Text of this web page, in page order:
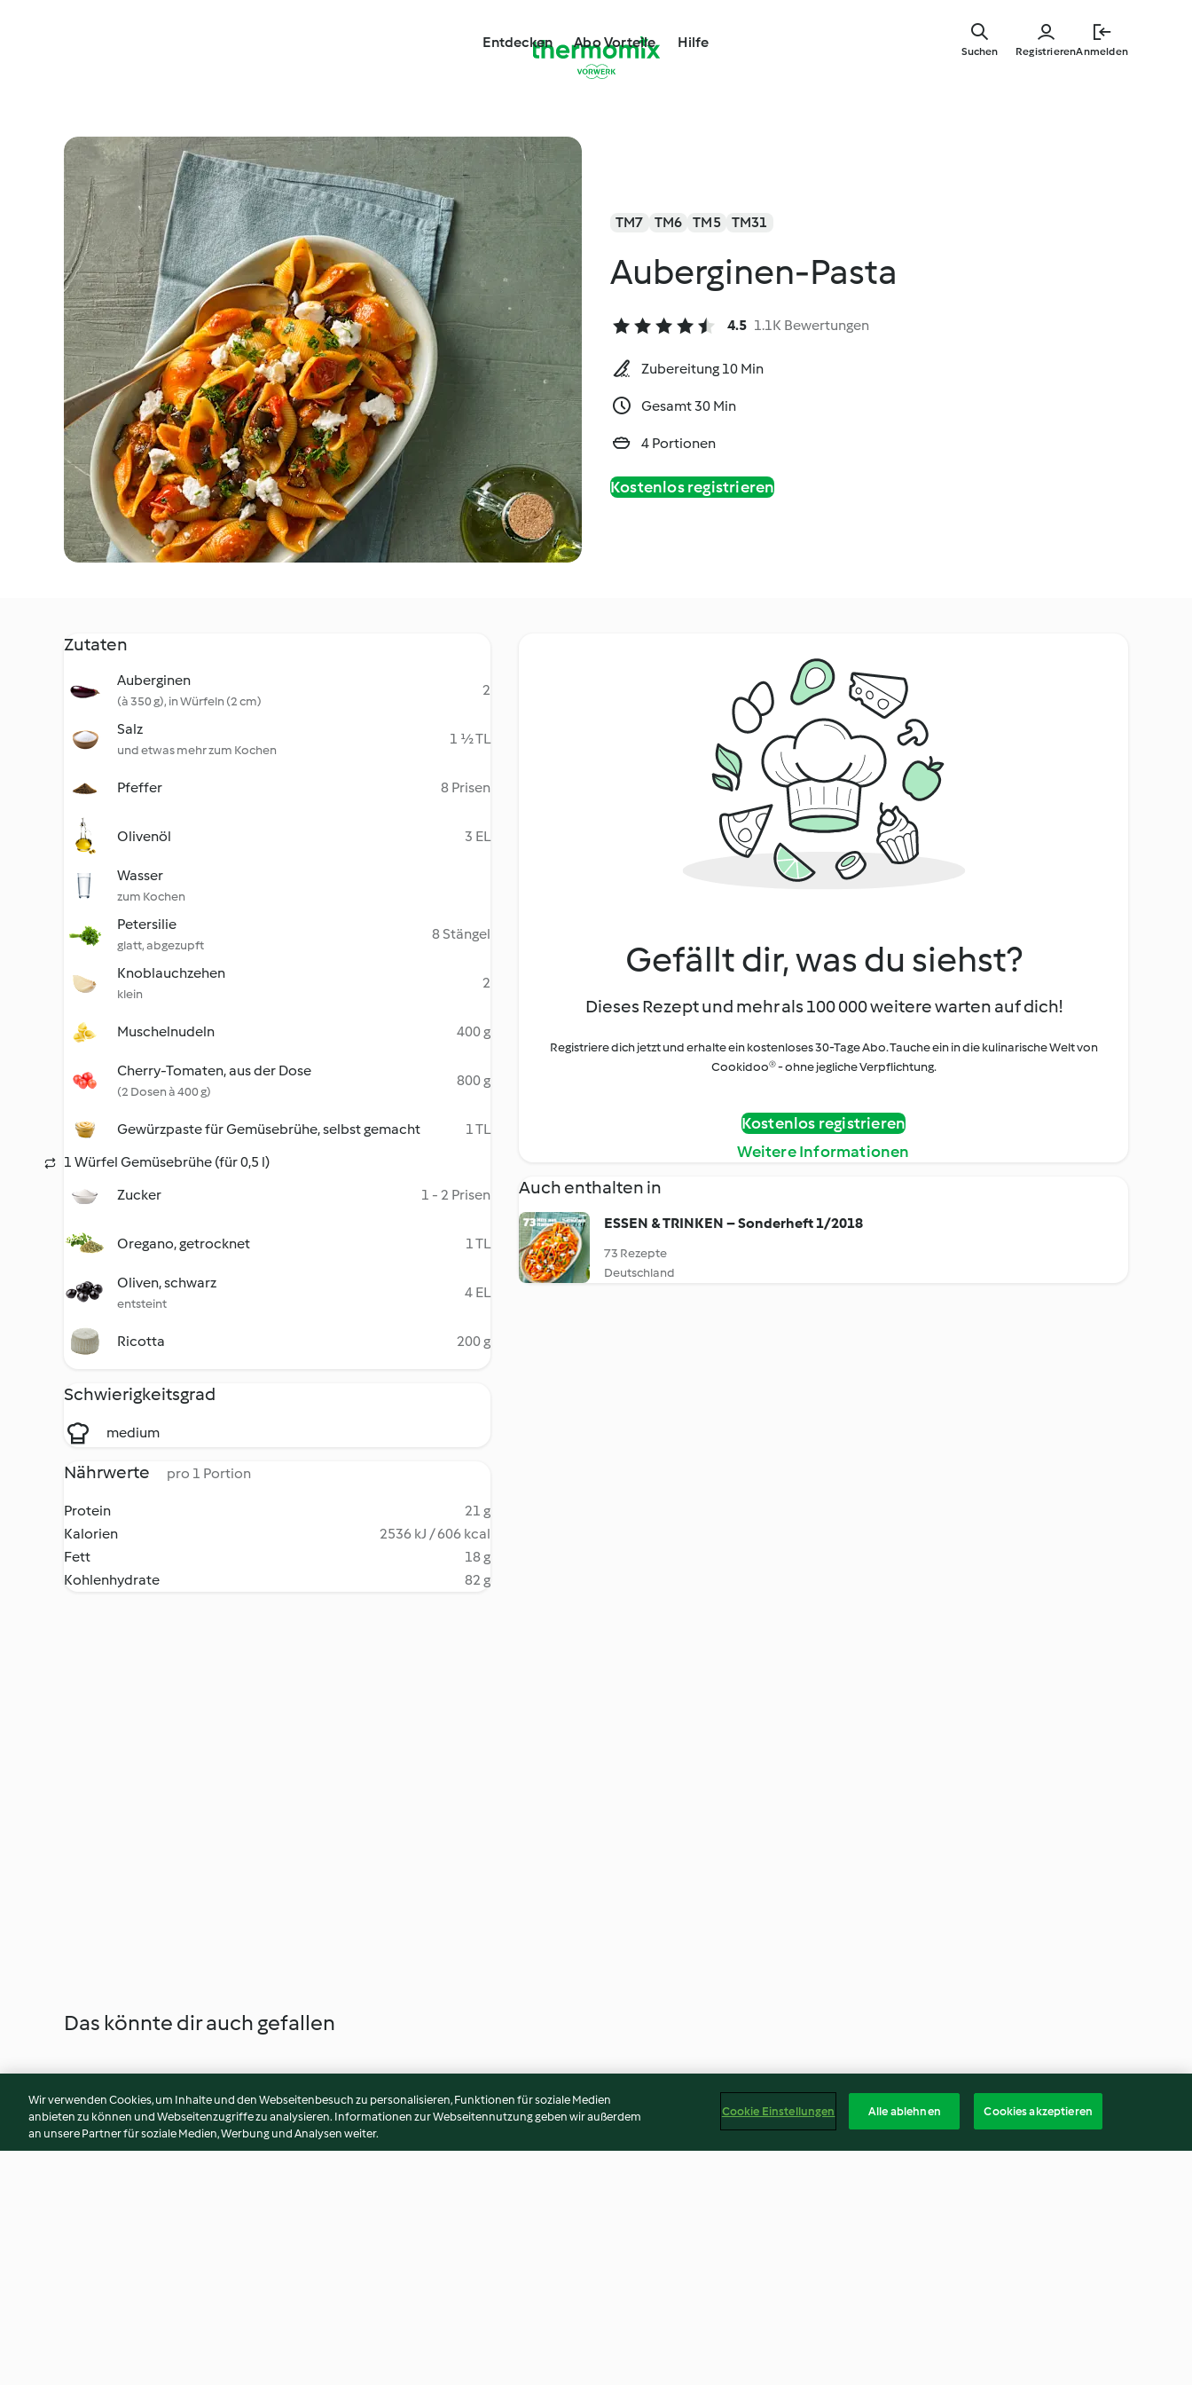
springen
Entdecken Abo Vorteile Hilfe
RegistrierenAnmelden
Suchen
TM7 TM6 TM5 TM31
Auberginen-Pasta
4.5 1.1K Bewertungen
Zubereitung 10 Min
Gesamt 30 Min
4 Portionen
Kostenlos registrieren
Zutaten
Auberginen
(à 350 g), in Würfeln (2 cm)
2
Salz
und etwas mehr zum Kochen
1 ½ TL
Pfeffer 8 Prisen
Olivenöl 3 EL
Wasser
zum Kochen
Petersilie
glatt, abgezupft
8 Stängel
Knoblauchzehen
klein
2
Muschelnudeln 400 g
Cherry-Tomaten, aus der Dose
(2 Dosen à 400 g)
800 g
Gewürzpaste für Gemüsebrühe, selbst gemacht
1 TL
1 Würfel Gemüsebrühe (für 0,5 l)
Zucker
1 - 2 Prisen
Oregano, getrocknet 1 TL
Oliven, schwarz
entsteint
4 EL
Ricotta 200 g
Schwierigkeitsgrad
medium
Nährwerte pro 1 Portion
Protein
21 g
Kalorien
2536 kJ / 606 kcal
Fett
18 g
Kohlenhydrate
82 g
Gefällt dir, was du siehst?
Dieses Rezept und mehr als 100 000 weitere warten auf dich!
Registriere dich jetzt und erhalte ein kostenloses 30-Tage Abo. Tauche ein in die kulinarische Welt von
Cookidoo® - ohne jegliche Verpflichtung.
Kostenlos registrieren
Weitere Informationen
Auch enthalten in
ESSEN & TRINKEN – Sonderheft 1/2018
73 Rezepte
Deutschland
Das könnte dir auch gefallen
Wir verwenden Cookies, um Inhalte und den Webseitenbesuch zu personalisieren, Funktionen für soziale Medien
anbieten zu können und Webseitenzugriffe zu analysieren. Informationen zur Webseitennutzung geben wir außerdem
an unsere Partner für soziale Medien, Werbung und Analysen weiter.
Cookie Einstellungen Alle ablehnen Cookies akzeptieren